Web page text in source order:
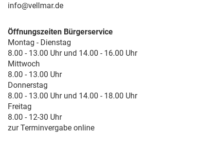
info@vellmar.de
Öffnungszeiten Bürgerservice
Montag - Dienstag
8.00 - 13.00 Uhr und 14.00 - 16.00 Uhr
Mittwoch
8.00 - 13.00 Uhr
Donnerstag
8.00 - 13.00 Uhr und 14.00 - 18.00 Uhr
Freitag
8.00 - 12-30 Uhr
zur Terminvergabe online